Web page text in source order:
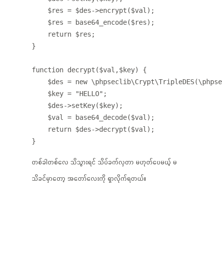
    $res = $des->encrypt($val);
    $res = base64_encode($res);
    return $res;
}
function decrypt($val,$key) {
$des = new
    $key = "HELLO";
    $des->setKey($key);
    $val = base64_decode($val);
    return $des->decrypt($val);
တစ်ခါတစ်လေ သိသွားရင် သိပ်ခက်လှတာ မဟုတ်ပေမယ့် မ
သိခင်မှာတော့ အတော်လေးကို ရှာလိုက်ရတယ်။